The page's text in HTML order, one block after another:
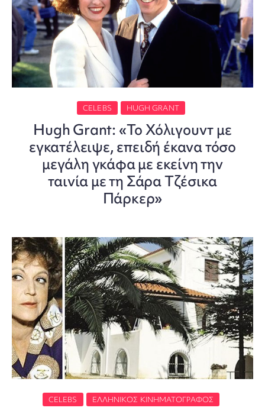
CELEBS HUGH GRANT
Hugh Grant: «Το Χόλιγουντ με
εγκατέλειψε, επειδή έκανα τόσο
μεγάλη γκάφα με εκείνη την
ταινία με τη Σάρα Τζέσικα
Πάρκερ»
CELEBS ΕΛΛΗΝΙΚΌΣ ΚΙΝΗΜΑΤΟΓΡΆΦΟΣ